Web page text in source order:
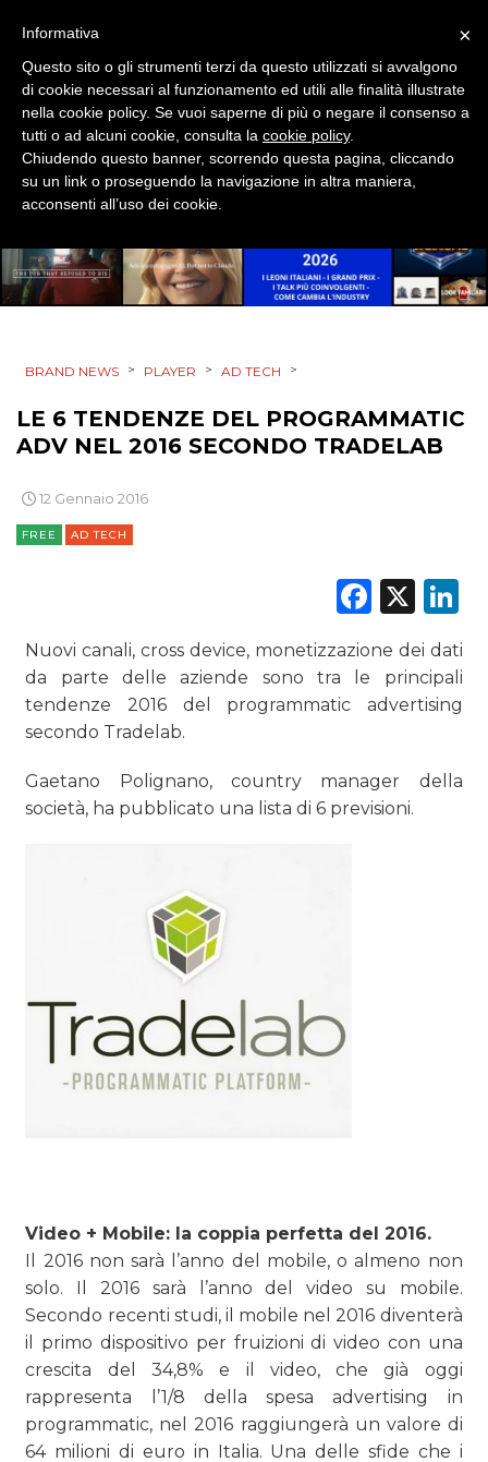
BRAND NEWS > PLAYER > AD TECH >
LE 6 TENDENZE DEL PROGRAMMATIC
ADV NEL 2016 SECONDO TRADELAB
12 Gennaio 2016
FREE AD TECH
X
Nuovi canali, cross device, monetizzazione dei dati
da parte delle aziende sono tra le principali
tendenze 2016 del programmatic advertising
secondo Tradelab.
Gaetano Polignano, country manager della
società, ha pubblicato una lista di 6 previsioni.
Video + Mobile: la coppia perfetta del 2016.
Il 2016 non sarà l’anno del mobile, o almeno non
solo. Il 2016 sarà l’anno del video su mobile.
Secondo recenti studi, il mobile nel 2016 diventerà
il primo dispositivo per fruizioni di video con una
crescita del 34,8% e il video, che già oggi
rappresenta l’1/8 della spesa advertising in
programmatic, nel 2016 raggiungerà un valore di
64 milioni di euro in Italia. Una delle sfide che i
×
Informativa
Questo sito o gli strumenti terzi da questo utilizzati si avvalgono
di cookie necessari al funzionamento ed utili alle finalità illustrate
nella cookie policy. Se vuoi saperne di più o negare il consenso a
tutti o ad alcuni cookie, consulta la cookie policy.
Chiudendo questo banner, scorrendo questa pagina, cliccando
su un link o proseguendo la navigazione in altra maniera,
acconsenti all’uso dei cookie.